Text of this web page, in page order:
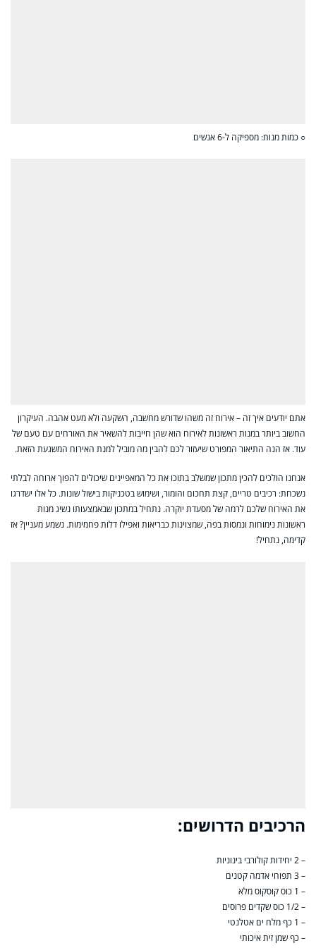
○ כמות מנות: מספיקה ל-6 אנשים
אתם יודעים איך זה – אירוח זה משהו שדורש מחשבה, השקעה ולא מעט אהבה. העיקרון
החשוב ביותר במנות ראשונות לאירוח הוא שהן חייבות להשאיר את האורחים עם טעם של
עוד. אז הנה התיאור המפורט שיעזור לכם להבין מה מוביל למנת האירוח המשגעת הזאת.
אנחנו הולכים להכין מתכון שמשלב בתוכו את כל המאפיינים שיכולים להפוך ארוחה לבלתי
נשכחת: רכיבים טריים, קצת תחכום והומור, ושימוש בטכניקות בישול שונות. כל אלו ישדרגו
את האירוח שלכם לרמה של מסעדת יוקרה. נתחיל במתכון שבאמצעותו נשיג מנות
ראשונות נימוחות ונמסות בפה, שמצוינות כבריאות ואפילו דלות פחמימות. נשמע מעניין? אז
קדימה, נתחיל!
הרכיבים הדרושים:
– 2 יחידות קולורבי בינוניות
– 3 תפוחי אדמה קטנים
– 1 כוס קוסקוס מלא
– 1/2 כוס שקדים פרוסים
– 1 כף מלח ים אטלנטי
– כף שמן זית איכותי